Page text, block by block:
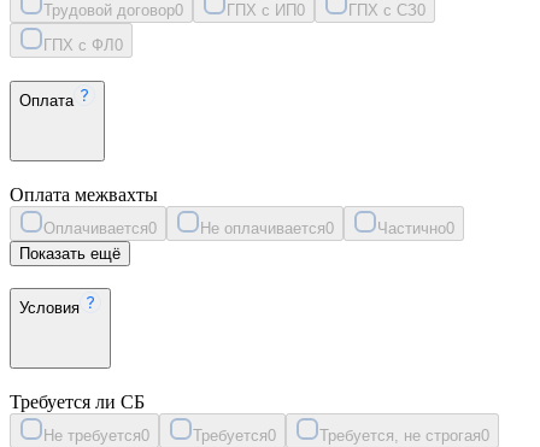
Трудовой договор0 ГПХ с ИП0 ГПХ с СЗ0
ГПХ с ФЛ 0
Оплата
Оплата межвахты
Оплачивается0 Не оплачивается0 Частично0
Показать ещё
Условия
Требуется ли СБ
Не требуется0 Требуется0 Требуется, не строгая0